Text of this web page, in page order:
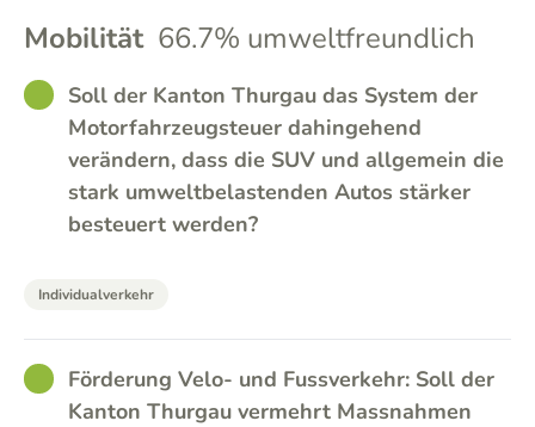
Mobilität 66.7% umweltfreundlich
GOODSoll der Kanton Thurgau das System der
Motorfahrzeugsteuer dahingehend
verändern, dass die SUV und allgemein die
stark umweltbelastenden Autos stärker
besteuert werden?
Individualverkehr
GOODFörderung Velo- und Fussverkehr: Soll der
Kanton Thurgau vermehrt Massnahmen